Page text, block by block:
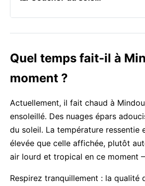
Quel temps fait-il à
moment ?
Actuellement, il fait chaud à
ensoleillé. Des nuages épars
du soleil. La température ressentie
élevée que celle affichée, plutôt
air lourd et tropical en ce moment
Respirez tranquillement : la qualité